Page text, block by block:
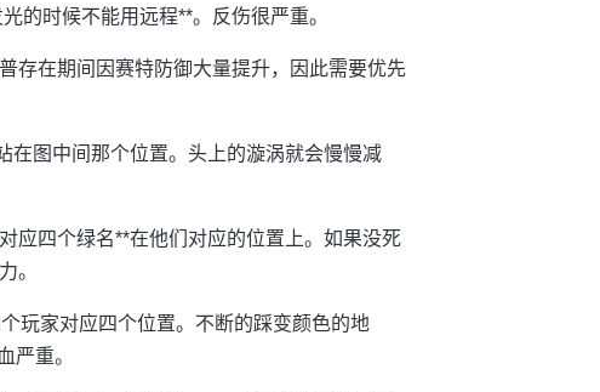
的时候不能用远程**。反伤很严重。
存在期间因赛特防御大量提升，因此需要优先
在图中间那个位置。头上的漩涡就会慢慢减
应四个绿名**在他们对应的位置上。如果没死
。
玩家对应四个位置。不断的踩变颜色的地
严重。